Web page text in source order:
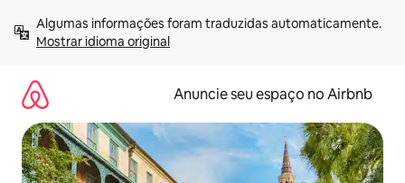
para
Mostrar idioma original
Anuncie seu espaço no Airbnb